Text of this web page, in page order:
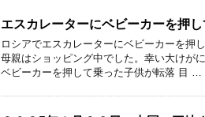
エスカレーターにベビーカーを押
ロシアでエスカレーターにベビーカーを押
母親はショッピング中でした。幸い大けが
ベビーカーを押して乗った子供が転落 目 …